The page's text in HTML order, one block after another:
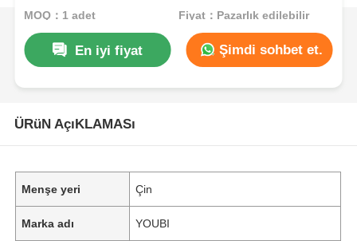
Endüstriyel Test için 105 °C ~ + 135 °C sıcaklık
MOQ：1 adet Fiyat：Pazarlık edilebilir
En iyi fiyat Şimdi sohbet et.
ÜRüN AçıKLAMASı
Menşe yeri Çin
Marka adı YOUBI